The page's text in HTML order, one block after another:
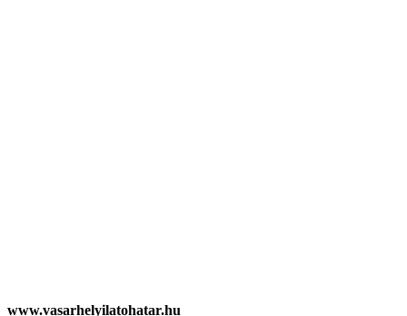
www.vasarhelyilatohatar.hu